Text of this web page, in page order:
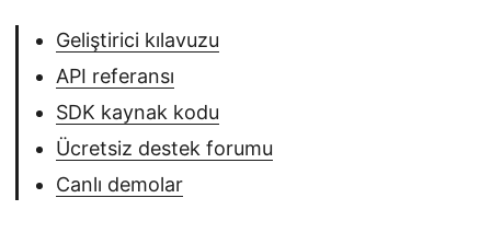
Geliştirici kılavuzu
API referansı
SDK kaynak kodu
Ücretsiz destek forumu
Canlı demolar